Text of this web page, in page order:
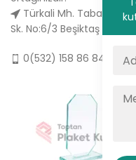
Türkali Mh. Tabakçı
Sk. No:6/3 Beşiktaş /
0(532) 158 86 84